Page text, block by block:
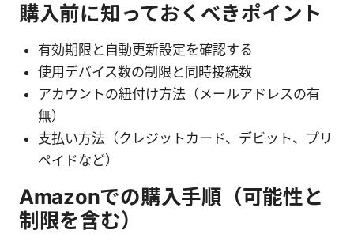
購入前に知っておくべきポイント
有効期限と自動更新設定を確認する
使用デバイス数の制限と同時接続数
アカウントの紐付け方法（メールアドレスの有
無）
支払い方法（クレジットカード、デビット、プリ
ペイドなど）
Amazonでの購入手順（可能性と
制限を含む）